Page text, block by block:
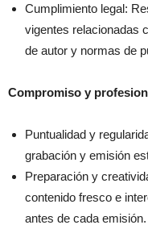
Cumplimiento legal:
vigentes relacionadas
de autor y normas de
Compromiso y
Puntualidad y
grabación y emisión
Preparación y
contenido fresco e
antes de cada emisión.